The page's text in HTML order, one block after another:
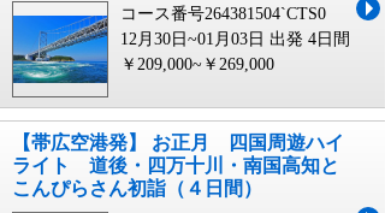
コース番号264381504`CTS0
12月30日~01月03日 出発 4日間
￥209,000~￥269,000
【帯広空港発】 お正月 四国周遊ハイ
ライト 道後・四万十川・南国高知と
こんぴらさん初詣（４日間）